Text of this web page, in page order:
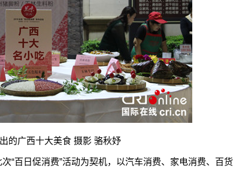
的广西十大美食 摄影 骆秋妤
百日促消费”活动为契机，以汽车消费、家电消费、百货